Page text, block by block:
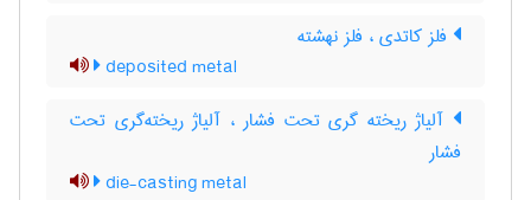
فلز کاتدی ، فلز نهشته
deposited metal
آلیاژ ریخته گری تحت فشار ، آلیاژ ریخته‌گری تحت
فشار
die-casting metal